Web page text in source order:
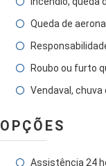
Queda de
Roubo ou furto
Vendaval, chuva
OPÇÕES
Assistência 24